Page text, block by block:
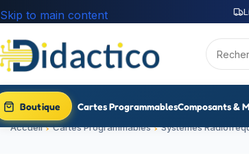
Skip to main content
Boutique Cartes ProgrammablesComposants &
Accueil Cartes Programmables Systèmes